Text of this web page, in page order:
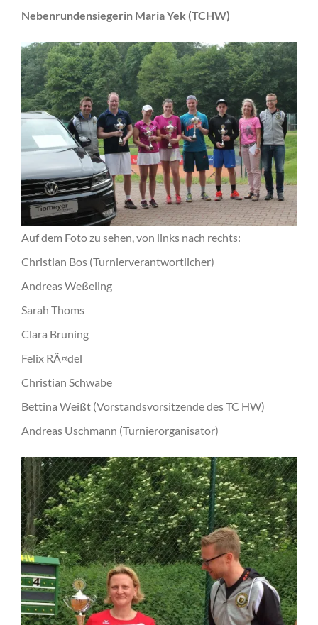
Nebenrundensiegerin Maria Yek (TCHW)
Auf dem Foto zu sehen, von links nach rechts:
Christian Bos (Turnierverantwortlicher)
Andreas Weßeling
Sarah Thoms
Clara Bruning
Felix RÃ¤del
Christian Schwabe
Bettina Weißt (Vorstandsvorsitzende des TC HW)
Andreas Uschmann (Turnierorganisator)